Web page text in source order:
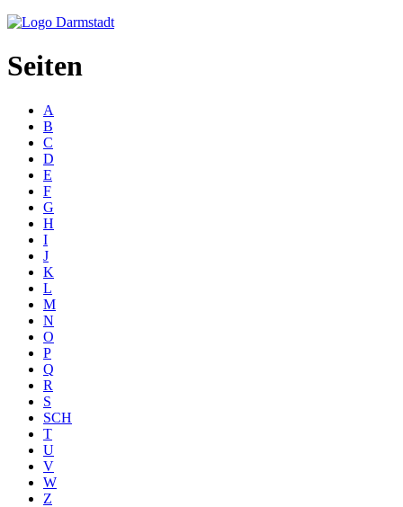
Seiten
A
B
C
D
E
F
G
H
I
J
K
L
M
N
O
P
Q
R
S
SCH
T
U
V
W
Z